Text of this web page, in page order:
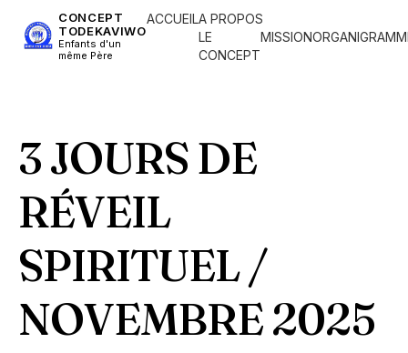
CONCEPT
TODEKAVIWO
Enfants d'un
même Père
ACCUEILA PROPOS
LE
CONCEPT
MISSION
3 JOURS DE
RÉVEIL
SPIRITUEL /
NOVEMBRE 2025